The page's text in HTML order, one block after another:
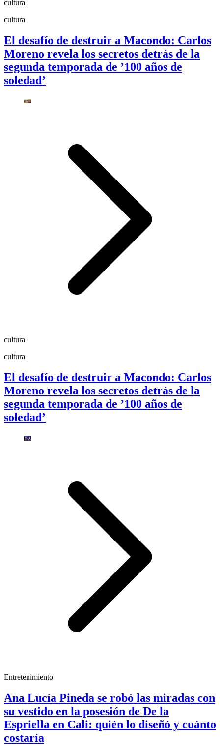
cultura
cultura
El desafío de destruir a Macondo: Carlos
Moreno revela los secretos detrás de la
segunda temporada de ’100 años de
soledad’
cultura
cultura
El desafío de destruir a Macondo: Carlos
Moreno revela los secretos detrás de la
segunda temporada de ’100 años de
soledad’
Entretenimiento
Ana Lucía Pineda se robó las miradas con
su vestido en la posesión de De la
Espriella en Cali: quién lo diseñó y cuánto
costaría